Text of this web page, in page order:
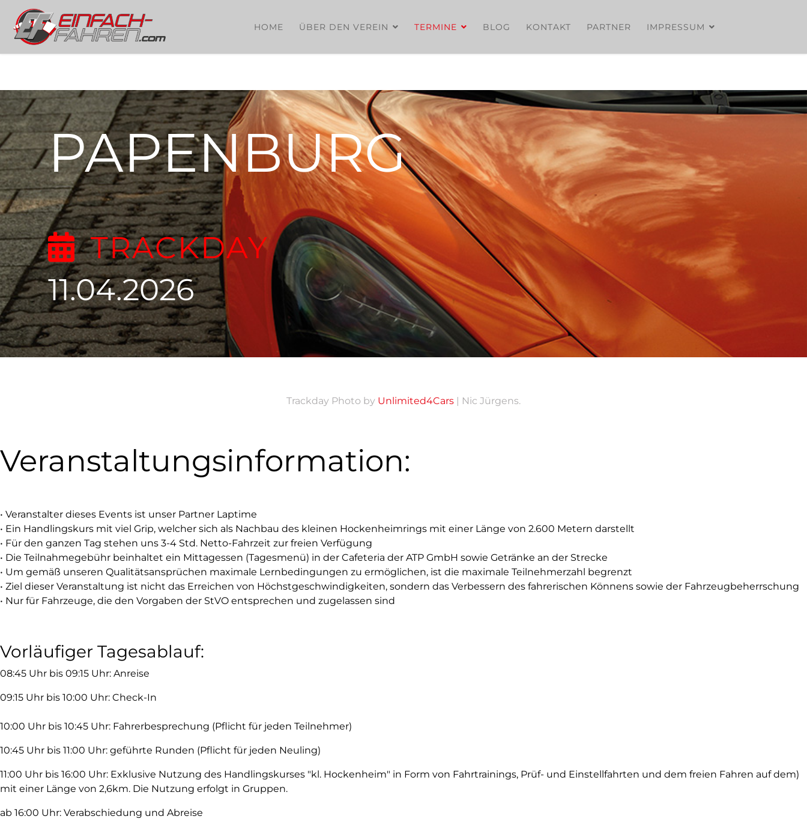
HOME ÜBER DEN VEREIN TERMINE BLOG KONTAKT PARTNER IMPRESSUM
PAPENBURG
TRACKDAY
11.04.2026
Trackday Photo by Unlimited4Cars | Nic Jürgens.
Veranstaltungsinformation:
• Veranstalter dieses Events ist unser Partner Laptime
• Ein Handlingskurs mit viel Grip, welcher sich als Nachbau des kleinen Hockenheimrings mit einer Länge von 2.600 Metern darstellt
• Für den ganzen Tag stehen uns 3-4 Std. Netto-Fahrzeit zur freien Verfügung
• Die Teilnahmegebühr beinhaltet ein Mittagessen (Tagesmenü) in der Cafeteria der ATP GmbH sowie Getränke an der Strecke
• Um gemäß unseren Qualitätsansprüchen maximale Lernbedingungen zu ermöglichen, ist die maximale Teilnehmerzahl begrenzt
• Ziel dieser Veranstaltung ist nicht das Erreichen von Höchstgeschwindigkeiten, sondern das Verbessern des fahrerischen Könnens sowie der Fahrzeugbeherrschung
• Nur für Fahrzeuge, die den Vorgaben der StVO entsprechen und zugelassen sind
Vorläufiger Tagesablauf:
08:45 Uhr bis 09:15 Uhr: Anreise
09:15 Uhr bis 10:00 Uhr: Check-In
10:00 Uhr bis 10:45 Uhr: Fahrerbesprechung (Pflicht für jeden Teilnehmer)
10:45 Uhr bis 11:00 Uhr: geführte Runden (Pflicht für jeden Neuling)
11:00 Uhr bis 16:00 Uhr: Exklusive Nutzung des Handlingskurses "kl. Hockenheim" in Form von Fahrtrainings, Prüf- und Einstellfahrten und dem freien Fahren auf dem)
mit einer Länge von 2,6km. Die Nutzung erfolgt in Gruppen.
ab 16:00 Uhr: Verabschiedung und Abreise